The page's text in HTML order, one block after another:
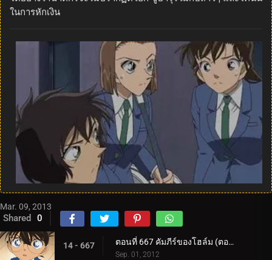
ในการหักเงิน
Mar. 09, 2013
Shared 0
14 - 667 ตอนที่ 667 คัมภีร์ของโฮล์ม (ตอน 1)
Sep. 01, 2012